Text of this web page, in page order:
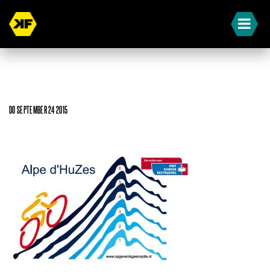
DO SEPTEMBER 24 2015